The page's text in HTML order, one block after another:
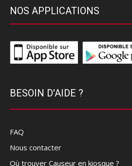
NOS APPLICATIONS
BESOIN D'AIDE ?
FAQ
Nous contacter
Où trouver Causeur en kiosque ?